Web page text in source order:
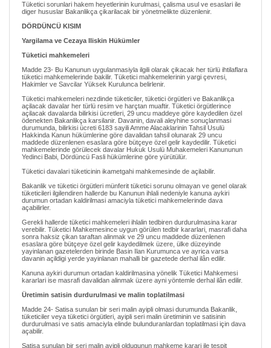
Tüketici sorunlari hakem heyetlerinin kurulmasi, çalisma usul ve esaslari ile
diger hususlar Bakanlikça çikarilacak bir yönetmelikte düzenlenir.
DÖRDÜNCÜ KISIM
Yargilama ve Cezaya Iliskin Hükümler
Tüketici mahkemeleri
Madde 23- Bu Kanunun uygulanmasiyla ilgili olarak çikacak her türlü ihtilaflara
tüketici mahkemelerinde bakilir. Tüketici mahkemelerinin yargi çevresi,
Hakimler ve Savcilar Yüksek Kurulunca belirlenir.
Tüketici mahkemeleri nezdinde tüketiciler, tüketici örgütleri ve Bakanlikça
açilacak davalar her türlü resim ve harçtan muaftir. Tüketici örgütlerince
açilacak davalarda bilirkisi ücretleri, 29 uncu maddeye göre kaydedilen özel
ödenekten Bakanlikça karsilanir. Davanin, davali aleyhine sonuçlanmasi
durumunda, bilirkisi ücreti 6183 sayili Amme Alacaklarinin Tahsil Usulü
Hakkinda Kanun hükümlerine göre davalidan tahsil olunarak 29 uncu
maddede düzenlenen esaslara göre bütçeye özel gelir kaydedilir. Tüketici
mahkemelerinde görülecek davalar Hukuk Usulü Muhakemeleri Kanununun
Yedinci Babi, Dördüncü Fasli hükümlerine göre yürütülür.
Tüketici davalari tüketicinin ikametgahi mahkemesinde de açilabilir.
Bakanlik ve tüketici örgütleri münferit tüketici sorunu olmayan ve genel olarak
tüketicileri ilgilendiren hallerde bu Kanunun ihlali nedeniyle kanuna aykiri
durumun ortadan kaldirilmasi amaciyla tüketici mahkemelerinde dava
açabilirler.
Gerekli hallerde tüketici mahkemeleri ihlalin tedbiren durdurulmasina karar
verebilir. Tüketici Mahkemesince uygun görülen tedbir kararlari, masrafi daha
sonra haksiz çikan taraftan alinmak ve 29 uncu maddede düzenlenen
esaslara göre bütçeye özel gelir kaydedilmek üzere, ülke düzeyinde
yayinlanan gazetelerden birinde Basin Ilan Kurumunca ve ayrica varsa
davanin açildigi yerde yayinlanan mahalli bir gazetede derhal ilân edilir.
Kanuna aykiri durumun ortadan kaldirilmasina yönelik Tüketici Mahkemesi
kararlari ise masrafi davalidan alinmak üzere ayni yöntemle derhal ilân edilir.
Üretimin satisin durdurulmasi ve malin toplatilmasi
Madde 24- Satisa sunulan bir seri malin ayipli olmasi durumunda Bakanlik,
tüketiciler veya tüketici örgütleri, ayipli seri malin üretiminin ve satisinin
durdurulmasi ve satis amaciyla elinde bulunduranlardan toplatilmasi için dava
açabilir.
Satisa sunulan bir seri malin ayipli oldugunun mahkeme karari ile tespit